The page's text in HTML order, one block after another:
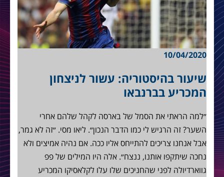
10/04/2020
שיעור בהיסטוריה: עשור לניצחון
המכריע בברנבאו
״למה הראתי את הסמל של בארסה לקהל שלהם אחרי
השער? זה הרגיש לי כמו הדבר הנכון״. ליאו מסי. ״זה לא גמר,
אבל אנחנו צריכים להתייחס אליו ככה. אם נהיה אמיצים ולא
נחכה שיתקפו אותנו, ננצח״. אלה היו המילים של פפ
גווארדיולה לפני שהחניכים שלו עלו לקלאסיקו המכריע